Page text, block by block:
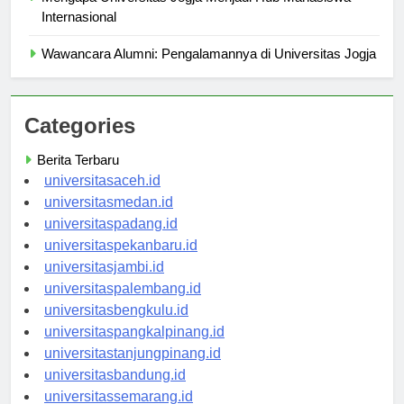
Mengapa Universitas Jogja Menjadi Hub Mahasiswa
Categories
Berita Terbaru
universitasaceh.id
universitasmedan.id
universitaspadang.id
universitaspekanbaru.id
universitasjambi.id
universitaspalembang.id
universitasbengkulu.id
universitaspangkalpinang.id
universitastanjungpinang.id
universitasbandung.id